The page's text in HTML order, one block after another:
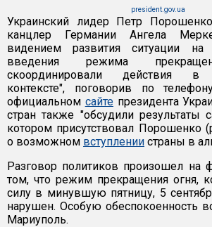
president.gov.ua
Украинский лидер Петр
канцлер Германии Ангела
видением развития ситуации на
введения режима
скоординировали действия в
контексте", поговорив по
официальном сайтепрезидента
стран также "обсудили результаты
котором присутствовал Порошенко
о возможном вступлении страны в
Разговор политиков произошел на
том, что режим прекращения огня,
силу в минувшую пятницу, 5
нарушен. Особую обеспокоенность
Мариуполь.